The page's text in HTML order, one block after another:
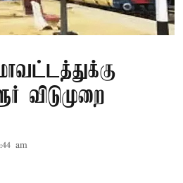
விடுமுறை
am